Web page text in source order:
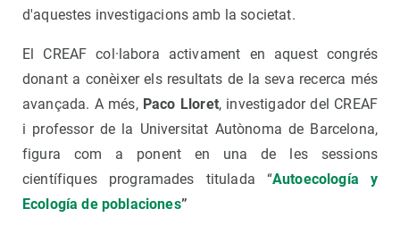
d'aquestes investigacions amb la societat.
El CREAF col·labora activament en aquest congrés
donant a conèixer els resultats de la seva recerca més
avançada. A més, Paco Lloret, investigador del CREAF
i professor de la Universitat Autònoma de Barcelona,
figura com a ponent en una de les sessions
científiques programades titulada “Autoecología y
Ecología de poblaciones”